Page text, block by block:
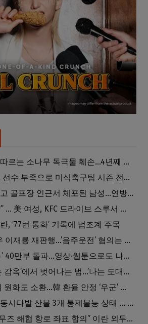
레이크 타호서 잇따르는 소나무 독극물 훼손…4년째 용의자 오리무중
LA 피어스칼리지, 선수 부족으로 미식축구팀 시즌 전격 중단
트럼프 방문 앞두고 골프장 인근서 체포된 남성…연방 총기 혐의 적용
“음식 왜 안 나와?” … 美 여성, KFC 드라이브 스루서 소총 위협
, ’77번 통화’ 기록에 법조계 주목
‘술타기 의혹’ 배우 이재룡 재판행…’음주운전’ 혐의는 제외
역주행 소설 ‘급류’ 40만부 돌파…영상·웹툰으로도 나온다
[BOOK] ‘기대라는 감옥’에서 벗어나는 법…’나는 도대체 왜 눈치를 볼까’
美, 엔화 방어하며 원화도 소환…韓 환율 안정 ‘우군’ 되나
워싱턴주 스포캔 동시다발 산불 3개 통제불능 상태 … 이재민 수십만명
“이란-오만, 호르무즈 해협 항로 좌표 합의” 이란 외무부 발표